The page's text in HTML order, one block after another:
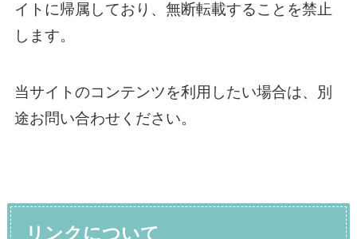
イトに帰属しており、無断転載することを禁止
します。
当サイトのコンテンツを利用したい場合は、別
途お問い合わせください。
リンクについて